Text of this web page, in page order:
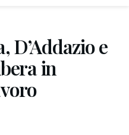
D’Addazio e
in